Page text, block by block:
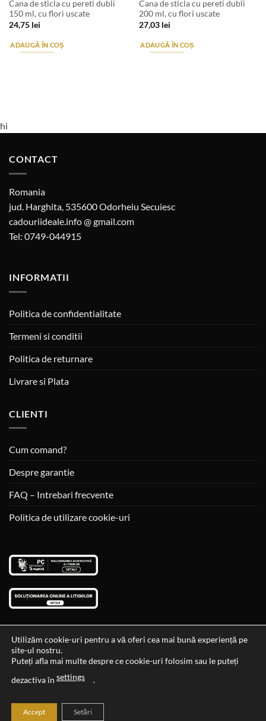
Cana de sticla cu pereti dubli
150 ml, cu flori uscate
24,75 lei
ADAUGĂ ÎN COȘ
Cana de sticla cu pereti dubli
200 ml, cu flori uscate
27,03 lei
ADAUGĂ ÎN COȘ
hi
CONTACT
Romania
jud. Harghita, 535600 Odorheiu Secuiesc
cadouriideale.info @ gmail.com
Tel: 0749-044915
INFORMATII
Politica de confidentialitate
Termeni si conditii
Politica de returnare
Livrare si Plata
CLIENTI
Cum comand?
Despre garantie
FAQ – Intrebari frecvente
Politica de utilizare cookie-uri
Data si ora ultimei actualizari al stocului si ale preturilor: 29-12-
2026 © Cadouri Ideale
Utilizăm cookie-uri pentru a vă oferi cea mai bună experiență pe
site-ul nostru.
Puteți afla mai multe despre ce cookie-uri folosim sau le puteți
dezactiva în settings .
Accept Setări